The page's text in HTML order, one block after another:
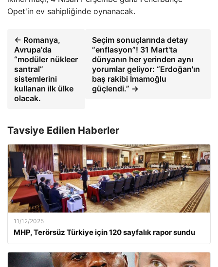
Opet'in ev sahipliğinde oynanacak.
← Romanya,
Avrupa'da
“modüler nükleer
santral”
sistemlerini
kullanan ilk ülke
olacak.
Seçim sonuçlarında detay
“enflasyon”! 31 Mart'ta
dünyanın her yerinden aynı
yorumlar geliyor: “Erdoğan'ın
baş rakibi İmamoğlu
güçlendi.” →
Tavsiye Edilen Haberler
11/12/2025
MHP, Terörsüz Türkiye için 120 sayfalık rapor sundu